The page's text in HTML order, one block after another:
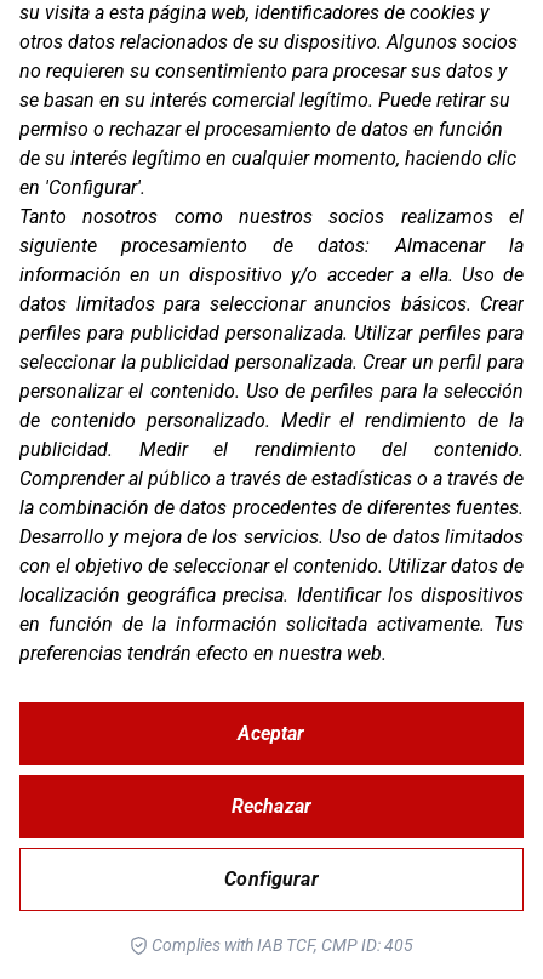
RSC EVO
su visita a esta página web, identificadores de cookies y
otros datos relacionados de su dispositivo. Algunos socios
no requieren su consentimiento para procesar sus datos y
se basan en su interés comercial legítimo. Puede retirar su
permiso o rechazar el procesamiento de datos en función
de su interés legítimo en cualquier momento, haciendo clic
en 'Configurar'.
Tanto nosotros como nuestros socios realizamos el
siguiente procesamiento de datos:Almacenar la
información en un dispositivo y/o acceder a ella. Uso de
datos limitados para seleccionar anuncios básicos. Crear
perfiles para publicidad personalizada.Utilizar perfiles para
seleccionar la publicidad personalizada. Crear un perfil para
personalizar el contenido. Uso de perfiles para la selección
de contenido personalizado. Medir el rendimiento de la
publicidad. Medir el rendimiento del contenido.
Comprender al público a través de estadísticas o a través de
la combinación de datos procedentes de diferentes fuentes.
Desarrollo y mejora de los servicios.Uso de datos limitados
con el objetivo de seleccionar el contenido. Utilizar datos de
localización geográfica precisa. Identificar los dispositivos
en función de la información solicitada activamente. Tus
preferencias tendrán efecto en nuestra web.
Configurar
Rechazar
Aceptar
Complies with IAB TCF, CMP ID: 405